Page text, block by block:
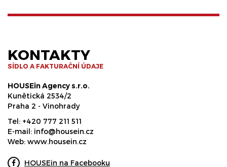
KONTAKTY
SÍDLO A FAKTURAČNÍ ÚDAJE
HOUSEin Agency s.r.o.
Kunětická 2534/2
Praha 2 - Vinohrady
Tel: +420 777 211 511
E-mail: info@housein.cz
Web: www.housein.cz
HOUSEin na Facebooku